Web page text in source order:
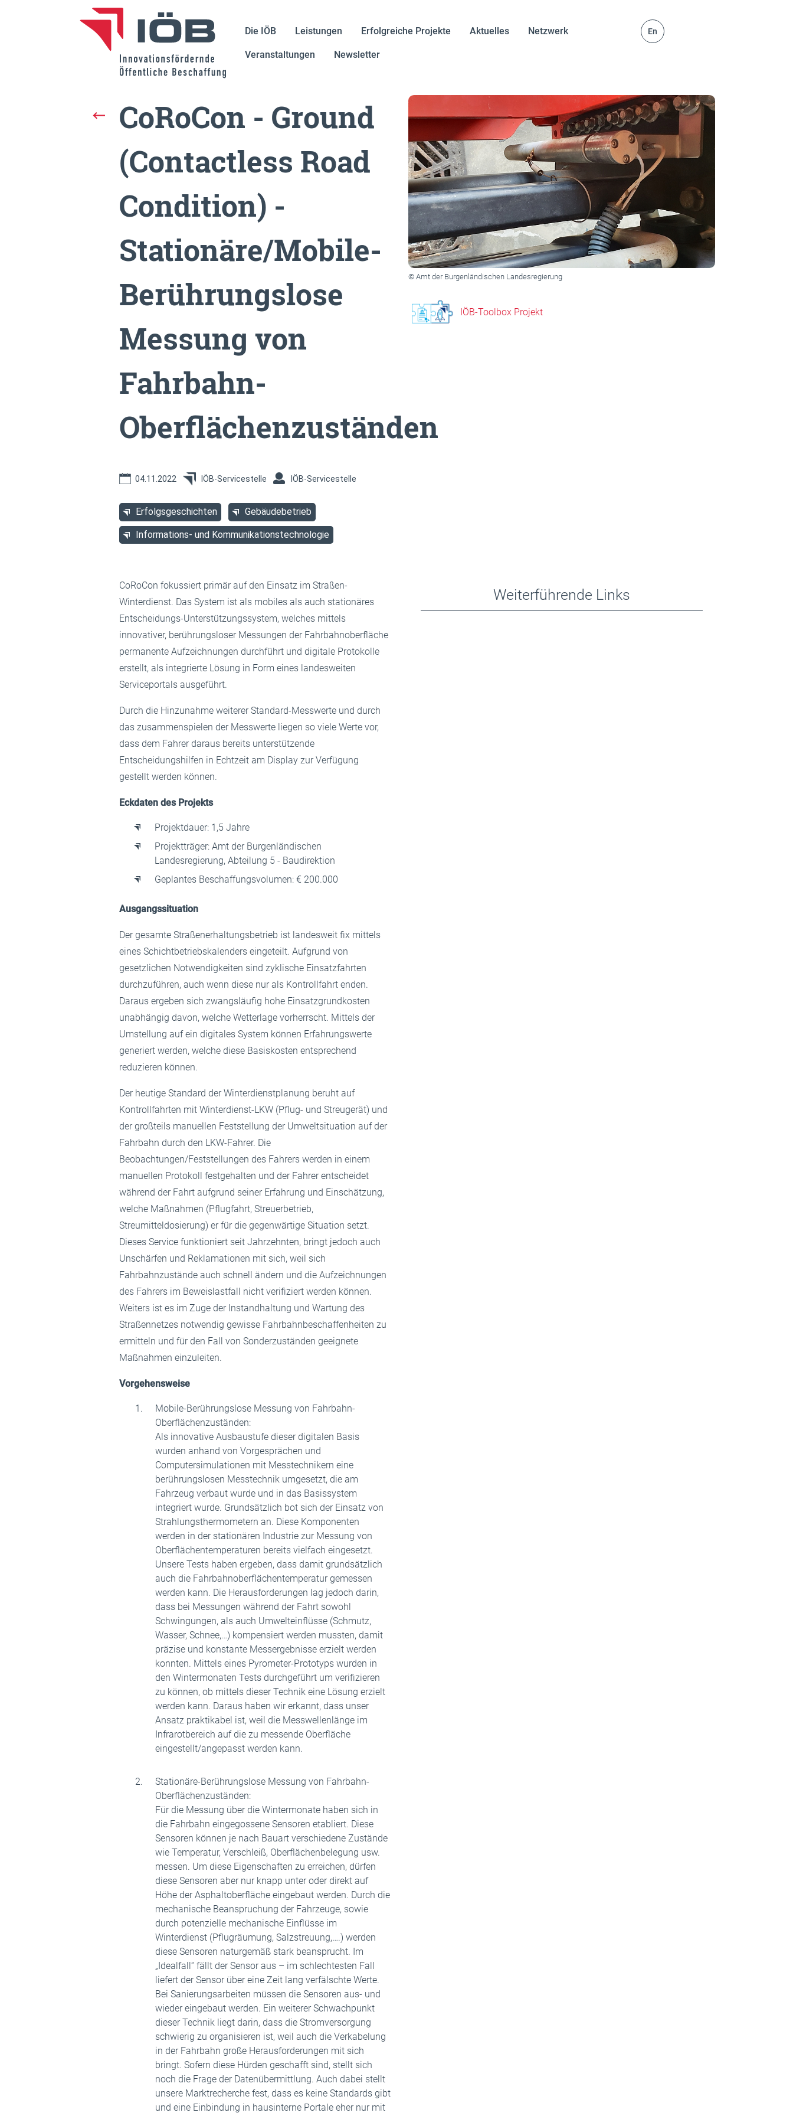
Die IÖB Leistungen Erfolgreiche Projekte Aktuelles Netzwerk
Veranstaltungen Newsletter
En
CoRoCon - Ground
(Contactless Road
Condition) -
Stationäre/Mobile-
Berührungslose
Messung von
Fahrbahn-
Oberflächenzuständen
04.11.2022 IÖB-Servicestelle IÖB-Servicestelle
Erfolgsgeschichten Gebäudebetrieb
Informations- und Kommunikationstechnologie
© Amt der Burgenländischen Landesregierung
IÖB-Toolbox Projekt
CoRoCon fokussiert primär auf den Einsatz im Straßen-
Winterdienst. Das System ist als mobiles als auch stationäres
Entscheidungs-Unterstützungssystem, welches mittels
innovativer, berührungsloser Messungen der Fahrbahnoberfläche
permanente Aufzeichnungen durchführt und digitale Protokolle
erstellt, als integrierte Lösung in Form eines landesweiten
Serviceportals ausgeführt.
Durch die Hinzunahme weiterer Standard-Messwerte und durch
das zusammenspielen der Messwerte liegen so viele Werte vor,
dass dem Fahrer daraus bereits unterstützende
Entscheidungshilfen in Echtzeit am Display zur Verfügung
gestellt werden können.
Eckdaten des Projekts
Projektdauer: 1,5 Jahre
Projektträger: Amt der Burgenländischen
Landesregierung, Abteilung 5 - Baudirektion
Geplantes Beschaffungsvolumen: € 200.000
Ausgangssituation
Der gesamte Straßenerhaltungsbetrieb ist landesweit fix mittels
eines Schichtbetriebskalenders eingeteilt. Aufgrund von
gesetzlichen Notwendigkeiten sind zyklische Einsatzfahrten
durchzuführen, auch wenn diese nur als Kontrollfahrt enden.
Daraus ergeben sich zwangsläufig hohe Einsatzgrundkosten
unabhängig davon, welche Wetterlage vorherrscht. Mittels der
Umstellung auf ein digitales System können Erfahrungswerte
generiert werden, welche diese Basiskosten entsprechend
reduzieren können.
Der heutige Standard der Winterdienstplanung beruht auf
Kontrollfahrten mit Winterdienst-LKW (Pflug- und Streugerät) und
der großteils manuellen Feststellung der Umweltsituation auf der
Fahrbahn durch den LKW-Fahrer. Die
Beobachtungen/Feststellungen des Fahrers werden in einem
manuellen Protokoll festgehalten und der Fahrer entscheidet
während der Fahrt aufgrund seiner Erfahrung und Einschätzung,
welche Maßnahmen (Pflugfahrt, Streuerbetrieb,
Streumitteldosierung) er für die gegenwärtige Situation setzt.
Dieses Service funktioniert seit Jahrzehnten, bringt jedoch auch
Unschärfen und Reklamationen mit sich, weil sich
Fahrbahnzustände auch schnell ändern und die Aufzeichnungen
des Fahrers im Beweislastfall nicht verifiziert werden können.
Weiters ist es im Zuge der Instandhaltung und Wartung des
Straßennetzes notwendig gewisse Fahrbahnbeschaffenheiten zu
ermitteln und für den Fall von Sonderzuständen geeignete
Maßnahmen einzuleiten.
Vorgehensweise
Mobile-Berührungslose Messung von Fahrbahn-
Oberflächenzuständen:
Als innovative Ausbaustufe dieser digitalen Basis
wurden anhand von Vorgesprächen und
Computersimulationen mit Messtechnikern eine
berührungslosen Messtechnik umgesetzt, die am
Fahrzeug verbaut wurde und in das Basissystem
integriert wurde. Grundsätzlich bot sich der Einsatz von
Strahlungsthermometern an. Diese Komponenten
werden in der stationären Industrie zur Messung von
Oberflächentemperaturen bereits vielfach eingesetzt.
Unsere Tests haben ergeben, dass damit grundsätzlich
auch die Fahrbahnoberflächentemperatur gemessen
werden kann. Die Herausforderungen lag jedoch darin,
dass bei Messungen während der Fahrt sowohl
Schwingungen, als auch Umwelteinflüsse (Schmutz,
Wasser, Schnee,…) kompensiert werden mussten, damit
präzise und konstante Messergebnisse erzielt werden
konnten. Mittels eines Pyrometer-Prototyps wurden in
den Wintermonaten Tests durchgeführt um verifizieren
zu können, ob mittels dieser Technik eine Lösung erzielt
werden kann. Daraus haben wir erkannt, dass unser
Ansatz praktikabel ist, weil die Messwellenlänge im
Infrarotbereich auf die zu messende Oberfläche
eingestellt/angepasst werden kann.
Stationäre-Berührungslose Messung von Fahrbahn-
Oberflächenzuständen:
Für die Messung über die Wintermonate haben sich in
die Fahrbahn eingegossene Sensoren etabliert. Diese
Sensoren können je nach Bauart verschiedene Zustände
wie Temperatur, Verschleiß, Oberflächenbelegung usw.
messen. Um diese Eigenschaften zu erreichen, dürfen
diese Sensoren aber nur knapp unter oder direkt auf
Höhe der Asphaltoberfläche eingebaut werden. Durch die
mechanische Beanspruchung der Fahrzeuge, sowie
durch potenzielle mechanische Einflüsse im
Winterdienst (Pflugräumung, Salzstreuung,….) werden
diese Sensoren naturgemäß stark beansprucht. Im
„Idealfall“ fällt der Sensor aus – im schlechtesten Fall
liefert der Sensor über eine Zeit lang verfälschte Werte.
Bei Sanierungsarbeiten müssen die Sensoren aus- und
wieder eingebaut werden. Ein weiterer Schwachpunkt
dieser Technik liegt darin, dass die Stromversorgung
schwierig zu organisieren ist, weil auch die Verkabelung
in der Fahrbahn große Herausforderungen mit sich
bringt. Sofern diese Hürden geschafft sind, stellt sich
noch die Frage der Datenübermittlung. Auch dabei stellt
unsere Marktrecherche fest, dass es keine Standards gibt
und eine Einbindung in hausinterne Portale eher nur mit
Weiterführende Links